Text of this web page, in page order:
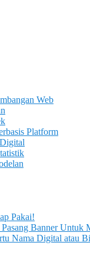
Web
Platform
Pakai!
Banner Untuk
Nama Digital atau